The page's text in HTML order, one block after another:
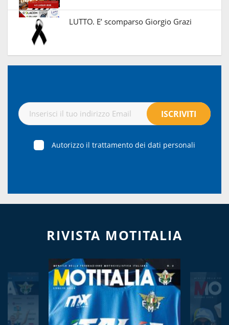
LUTTO. E’ scomparso Giorgio Grazi
Autorizzo il trattamento dei dati personali
RIVISTA MOTITALIA